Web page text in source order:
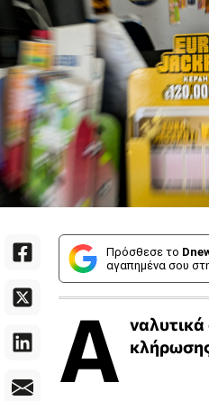
Πρόσθεσε το
αγαπημένα σου
Α